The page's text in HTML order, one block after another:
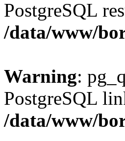
PostgreSQL
/data/www/
Warning:
PostgreSQL
/data/www/